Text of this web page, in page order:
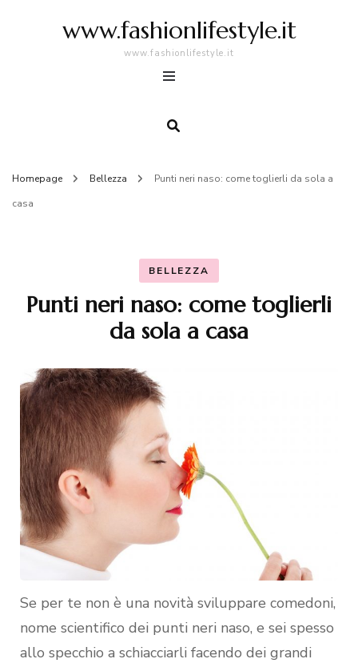
www.fashionlifestyle.it
www.fashionlifestyle.it
Homepage Bellezza
Punti neri naso: come toglierli da sola a
casa
BELLEZZA
Punti neri naso: come toglierli
da sola a casa
Se per te non è una novità sviluppare comedoni,
nome scientifico dei punti neri naso, e sei spesso
allo specchio a schiacciarli facendo dei grandi